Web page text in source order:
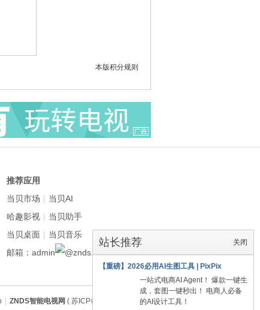
本版积分规则
关闭
站长推荐
【重磅】2026必用AI生图工具 | PixPix
一站式电商AI Agent！ 爆款一键生
成，套图一键秒出！ 电商人必备
的AI设计工具！
推荐应用
当贝市场 | 当贝AI
哈趣影视 | 当贝助手
当贝桌面 | 当贝音乐
邮箱：admin
znds.com
ZNDS智能电视网 ( 苏ICP备2023012627号 )